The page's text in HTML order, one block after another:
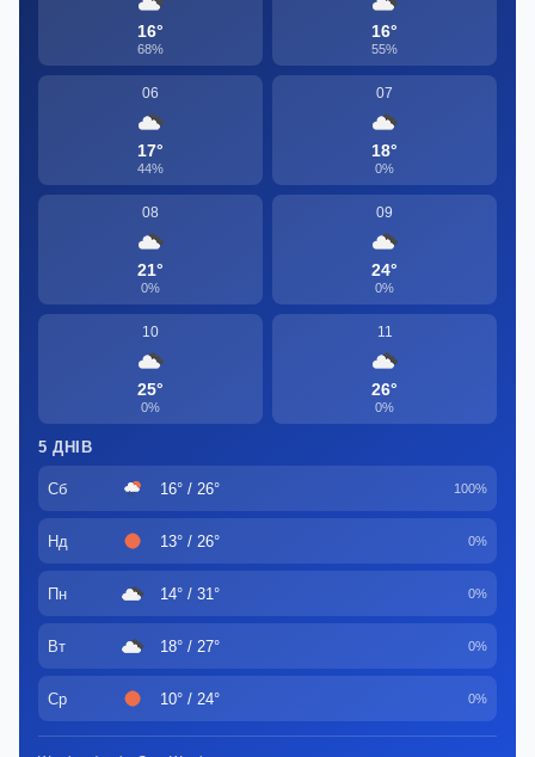
16°
68%
16°
55%
06
17°
44%
07
18°
0%
08
21°
0%
09
24°
0%
10
25°
0%
11
26°
0%
5 ДНІВ
Сб 16° / 26° 100%
Нд 13° / 26° 0%
Пн 14° / 31° 0%
Вт 18° / 27° 0%
Ср 10° / 24° 0%